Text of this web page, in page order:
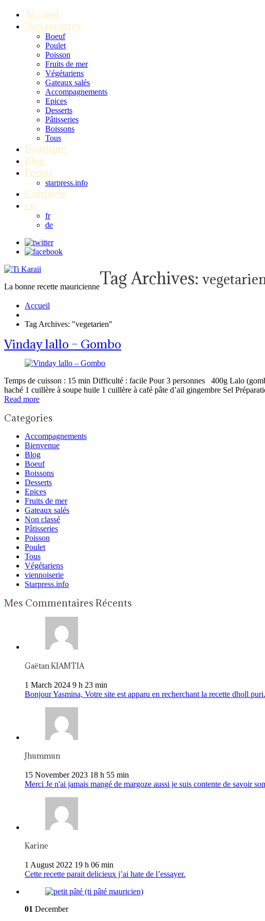
Accueil
Nos recettes
Boeuf
Poulet
Poisson
Fruits de mer
Végétariens
Gateaux salés
Accompagnements
Epices
Desserts
Pâtisseries
Boissons
Tous
Boutique
Blog
Presse
starpress.info
Contacts
en
fr
de
La bonne recette mauricienneTag Archives:
Accueil
Tag Archives: "vegetarien"
Vinday lallo – Gombo
Temps de cuisson : 15 min Difficulté : facile Pour 3 personnes 400g Lalo
haché 1 cuillère à soupe huile 1 cuillère à café pâte d’ail gingembre Sel
Read more
Categories
Accompagnements
Bienvenue
Blog
Boeuf
Boissons
Desserts
Epices
Fruits de mer
Gateaux salés
Non classé
Pâtisseries
Poisson
Poulet
Tous
Végétariens
viennoiserie
Starpress.info
Mes Commentaires Récents
Gaëtan KIAMTIA
1 March 2024 9 h 23 min
Bonjour Yasmina, Votre site est apparu en recherchant la recette dholl
Jhummun
15 November 2023 18 h 55 min
Merci Je n'ai jamais mangé de margoze aussi je suis contente de savoir
Karine
1 August 2022 19 h 06 min
Cette recette parait delicieux j’ai hate de l’essayer.
01 December